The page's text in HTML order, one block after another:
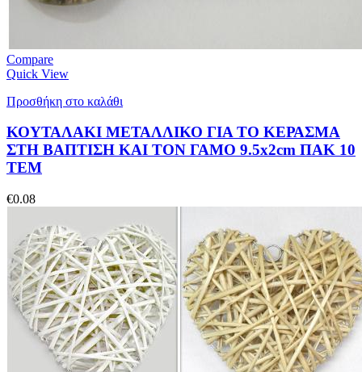
Compare
Quick View
Προσθήκη στο καλάθι
ΚΟΥΤΑΛΑΚΙ ΜΕΤΑΛΛΙΚΟ ΓΙΑ ΤΟ ΚΕΡΑΣΜΑ
ΣΤΗ ΒΑΠΤΙΣΗ ΚΑΙ ΤΟΝ ΓΑΜΟ 9.5x2cm ΠΑΚ 10
ΤΕΜ
€0.08